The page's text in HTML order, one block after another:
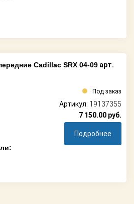
Cadillac SRX 04-09 арт.
Под заказ
Артикул: 19137355
7 150.00 руб.
Подробнее